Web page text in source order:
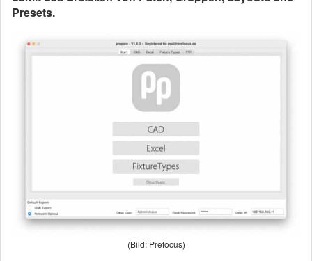
Presets.
(Bild: Prefocus)